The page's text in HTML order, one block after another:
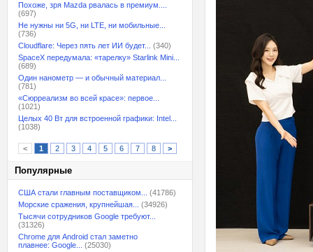
Похоже, зря Mazda рвалась в премиум....
(697)
Не нужны ни 5G, ни LTE, ни мобильные...
(736)
Cloudflare: Через пять лет ИИ будет...
(340)
SpaceX передумала: «тарелку» Starlink Mini...
(689)
Один нанометр — и обычный материал...
(781)
«Сюрреализм во всей красе»: первое...
(1021)
Целых 40 Вт для встроенной графики: Intel...
(1038)
< 1 2 3 4 5 6 7 8 >
Популярные
США стали главным поставщиком...
(41786)
Морские сражения, крупнейшая...
(34926)
Тысячи сотрудников Google требуют...
(31326)
Chrome для Android стал заметно
плавнее: Google...
(25030)